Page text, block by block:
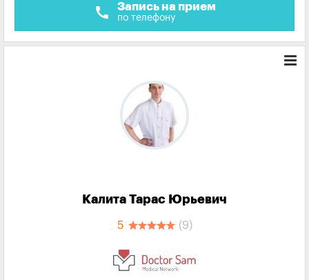
call Запись на прием
по телефону
Калита Тарас Юрьевич
5 (9)